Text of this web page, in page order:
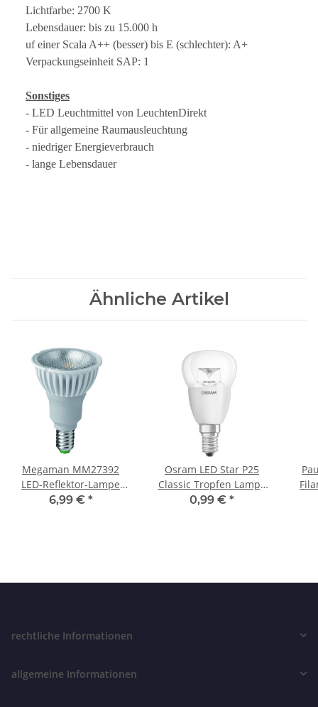
Lichtfarbe: 2700 K
Lebensdauer: bis zu 15.000 h
uf einer Scala A++ (besser) bis E (schlechter): A+
Verpackungseinheit SAP: 1
Sonstiges
- LED Leuchtmittel von LeuchtenDirekt
- Für allgemeine Raumausleuchtung
- niedriger Energieverbrauch
- lange Lebensdauer
Ähnliche Artikel
Megaman MM27392
LED-Reflektor-Lampe
PAR16 35° 4W E14 2800K
6,99 € *
Osram LED Star P25
Classic Tropfen Lampe
E14 3,3W = 25W
0,99 € *
rechtliche Informationen
allgemeine Informationen